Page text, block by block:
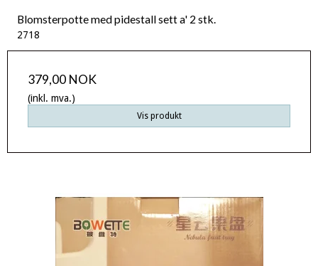
Blomsterpotte med pidestall sett a' 2 stk.
2718
379,00 NOK
(inkl. mva.)
Vis produkt